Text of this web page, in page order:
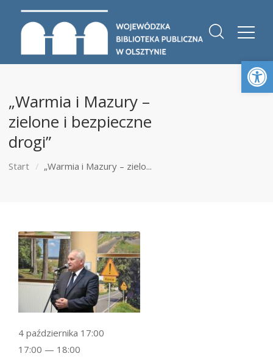
„Warmia i Mazury –
zielone i bezpieczne
drogi”
Start „Warmia i Mazury – zielo...
4 października 17:00
17:00 — 18:00